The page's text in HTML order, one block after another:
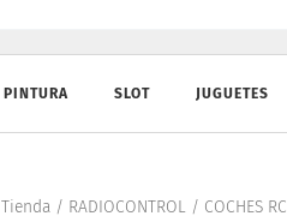
PINTURA SLOT JUGUETES
Tienda/ RADIOCONTROL/ COCHES RC